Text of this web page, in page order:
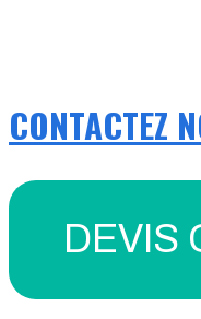
CONTACTEZ
DEVIS